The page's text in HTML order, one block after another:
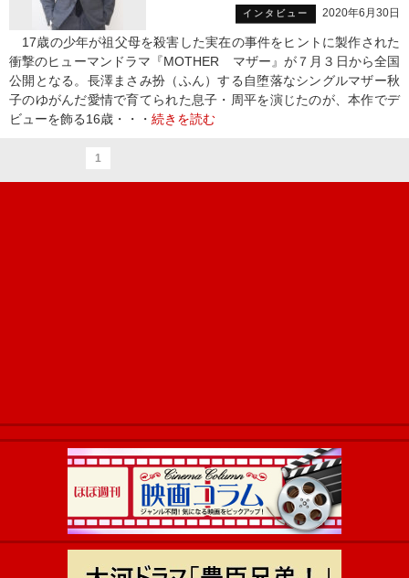
インタビュー 2020年6月30日
17歳の少年が祖父母を殺害した実在の事件をヒントに製作された
衝撃のヒューマンドラマ『MOTHER マザー』が７月３日から全国
公開となる。長澤まさみ扮（ふん）する自堕落なシングルマザー秋
子のゆがんだ愛情で育てられた息子・周平を演じたのが、本作でデ
ビューを飾る16歳・・・ 続きを読む
1